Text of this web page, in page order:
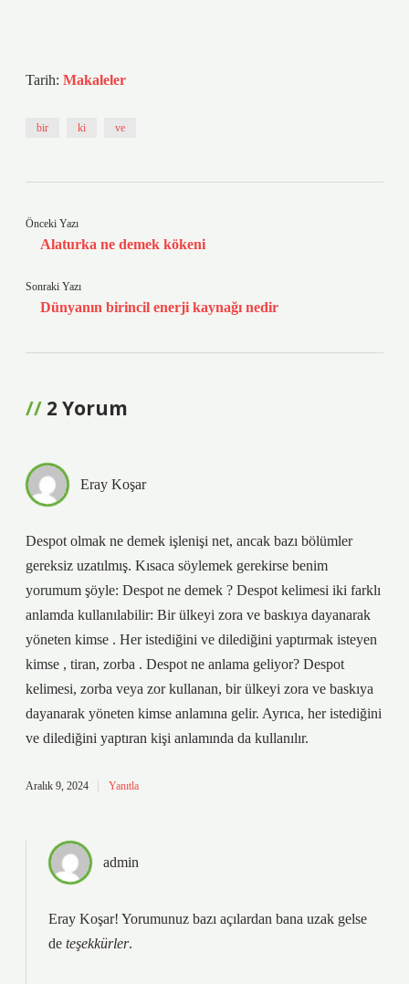
Tarih: Makaleler
bir ki ve
Önceki Yazı
Alaturka ne demek kökeni
Sonraki Yazı
Dünyanın birincil enerji kaynağı nedir
2 Yorum
Eray Koşar
Despot olmak ne demek işlenişi net, ancak bazı bölümler
gereksiz uzatılmış. Kısaca söylemek gerekirse benim
yorumum şöyle: Despot ne demek ? Despot kelimesi iki farklı
anlamda kullanılabilir: Bir ülkeyi zora ve baskıya dayanarak
yöneten kimse . Her istediğini ve dilediğini yaptırmak isteyen
kimse , tiran, zorba . Despot ne anlama geliyor? Despot
kelimesi, zorba veya zor kullanan, bir ülkeyi zora ve baskıya
dayanarak yöneten kimse anlamına gelir. Ayrıca, her istediğini
ve dilediğini yaptıran kişi anlamında da kullanılır.
Aralık 9, 2024 Yanıtla
admin
Eray Koşar! Yorumunuz bazı açılardan bana uzak gelse
de teşekkürler.